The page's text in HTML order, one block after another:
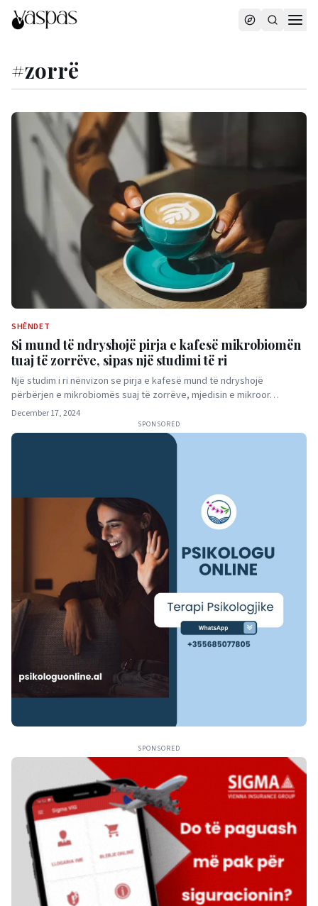
#zorrë
SHËNDET
Si mund të ndryshojë pirja e kafesë mikrobiomën
tuaj të zorrëve, sipas një studimi të ri
Një studim i ri nënvizon se pirja e kafesë mund të ndryshojë
përbërjen e mikrobiomës suaj të zorrëve, mjedisin e mikroor…
December 17, 2024
SPONSORED
SPONSORED